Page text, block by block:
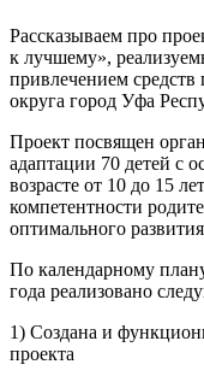
Рассказываем про
к лучшему»,
привлечением
округа город Уфа
Проект посвящен
адаптации 70 детей с
возрасте от 10 до 15
компетентности
оптимального
По календарному
года реализовано
1) Создана и
проекта